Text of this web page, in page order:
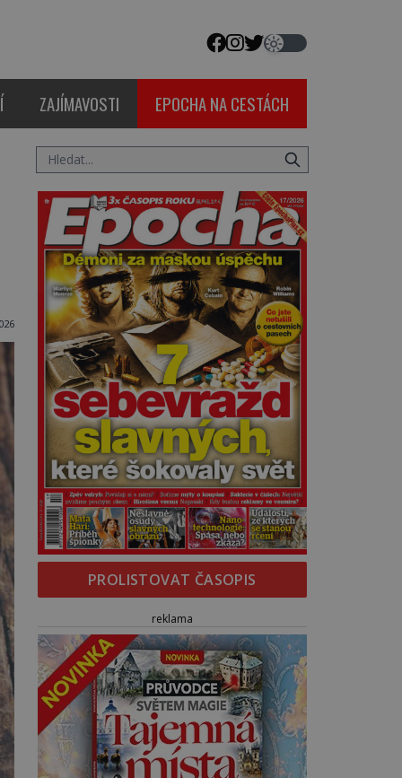
ZAJÍMAVOSTI EPOCHA NA CESTÁCH
PROLISTOVAT ČASOPIS
reklama